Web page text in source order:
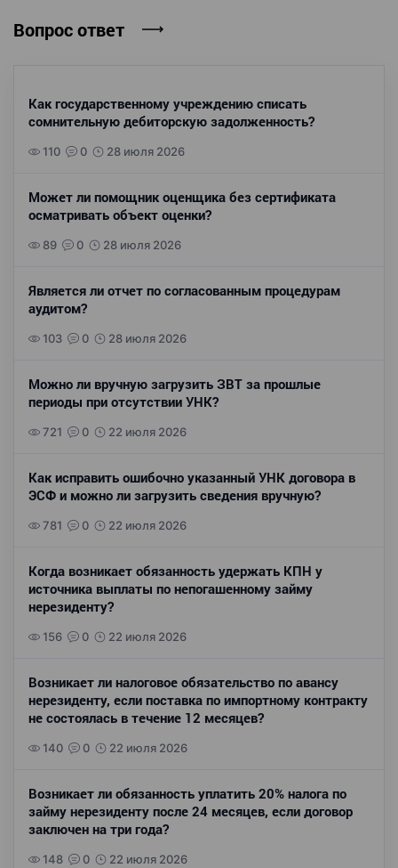
Вопрос ответ
Как государственному учреждению списать
сомнительную дебиторскую задолженность?
110 0 28 июля 2026
Может ли помощник оценщика без сертификата
осматривать объект оценки?
89 0 28 июля 2026
Является ли отчет по согласованным процедурам
аудитом?
103 0 28 июля 2026
Можно ли вручную загрузить ЗВТ за прошлые
периоды при отсутствии УНК?
721 0 22 июля 2026
Как исправить ошибочно указанный УНК договора в
ЭСФ и можно ли загрузить сведения вручную?
781 0 22 июля 2026
Когда возникает обязанность удержать КПН у
источника выплаты по непогашенному займу
нерезиденту?
156 0 22 июля 2026
Возникает ли налоговое обязательство по авансу
нерезиденту, если поставка по импортному контракту
не состоялась в течение 12 месяцев?
140 0 22 июля 2026
Возникает ли обязанность уплатить 20% налога по
займу нерезиденту после 24 месяцев, если договор
заключен на три года?
148 0 22 июля 2026